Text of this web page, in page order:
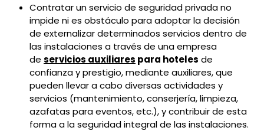
Contratar un servicio de seguridad privada no
impide ni es obstáculo para adoptar la decisión
de externalizar determinados servicios dentro de
las instalaciones a través de una empresa
de servicios auxiliares para hoteles de
confianza y prestigio, mediante auxiliares, que
pueden llevar a cabo diversas actividades y
servicios (mantenimiento, conserjería, limpieza,
azafatas para eventos, etc.), y contribuir de esta
forma a la seguridad integral de las instalaciones.